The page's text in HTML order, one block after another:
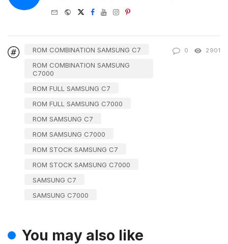
e-
WebsiteTwitter
Facebook
YoutubeInstagram
Pinterest
ROM COMBINATION SAMSUNG C7
ROM COMBINATION SAMSUNG
C7000
ROM FULL SAMSUNG C7
ROM FULL SAMSUNG C7000
ROM SAMSUNG C7
ROM SAMSUNG C7000
ROM STOCK SAMSUNG C7
ROM STOCK SAMSUNG C7000
SAMSUNG C7
SAMSUNG C7000
0 2901
You may also like